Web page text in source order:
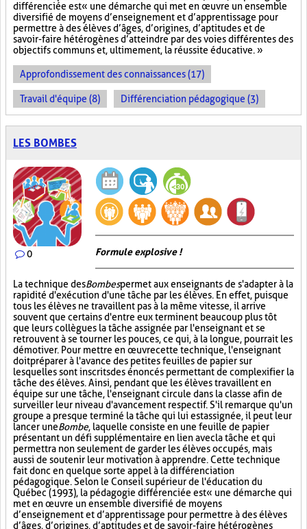
différenciée est « une démarche qui met en œuvre un ensemble
diversifié de moyens d’enseignement et d’apprentissage pour
permettre à des élèves d’âges, d’origines, d’aptitudes et de
savoir-faire hétérogènes d’atteindre par des voies différentes des
objectifs communs et, ultimement, la réussite éducative. »
Approfondissement des connaissances (17)
Travail d'équipe (8) Différenciation pédagogique (3)
LES BOMBES
0 Formule explosive !
La technique desBombespermet aux enseignants de s'adapter à la
rapidité d'exécution d'une tâche par les élèves. En effet, puisque
tous les élèves ne travaillent pas à la même vitesse, il arrive
souvent que certains d'entre eux terminent beaucoup plus tôt
que leurs collègues la tâche assignée par l'enseignant et se
retrouvent à se tourner les pouces, ce qui, à la longue, pourrait les
démotiver. Pour mettre en œuvre cette technique, l'enseignant
doit préparer à l'avance des petites feuilles de papier sur
lesquelles sont inscrits des énoncés permettant de complexifier la
tâche des élèves. Ainsi, pendant que les élèves travaillent en
équipe sur une tâche, l'enseignant circule dans la classe afin de
surveiller leur niveau d'avancement respectif. S'il remarque qu'un
groupe a presque terminé la tâche qui lui est assignée, il peut leur
lancer uneBombe, laquelle consiste en une feuille de papier
présentant un défi supplémentaire en lien avec la tâche et qui
permettra non seulement de garder les élèves occupés, mais
aussi de soutenir leur motivation à apprendre. Cette technique
fait donc en quelque sorte appel à la différenciation
pédagogique. Selon le Conseil supérieur de l'éducation du
Québec (1993), la pédagogie différenciée est « une démarche qui
met en œuvre un ensemble diversifié de moyens
d’enseignement et d’apprentissage pour permettre à des élèves
d’âges, d’origines, d’aptitudes et de savoir-faire hétérogènes